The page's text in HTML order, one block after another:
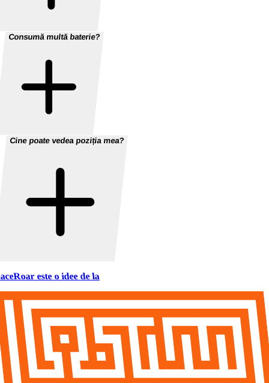
Consumă multă baterie?
Cine poate vedea poziția mea?
este o idee de la